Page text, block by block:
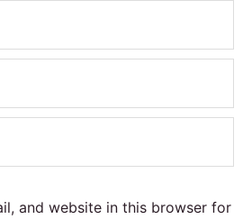
and website in this browser for